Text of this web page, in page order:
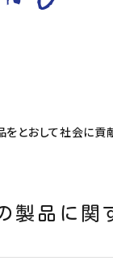
とおして社会に貢
製品に関